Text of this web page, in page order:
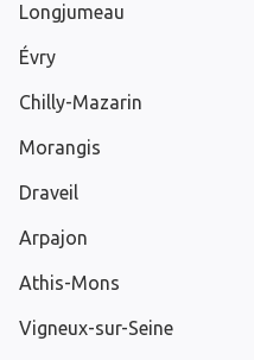
Longjumeau
Évry
Chilly-Mazarin
Morangis
Draveil
Arpajon
Athis-Mons
Vigneux-sur-Seine